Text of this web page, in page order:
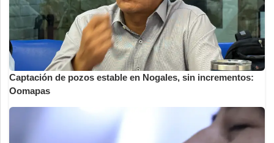
Captación de pozos estable en Nogales, sin incrementos:
Oomapas